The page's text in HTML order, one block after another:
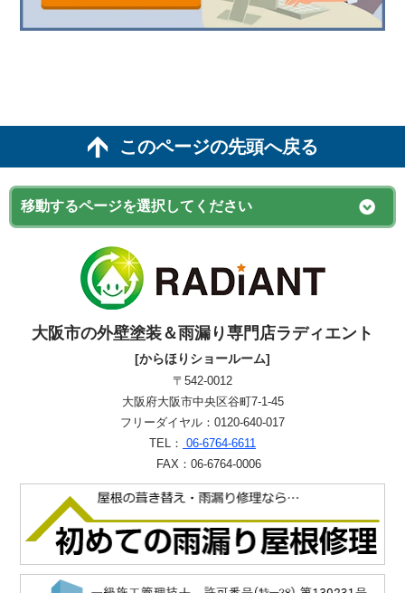
このページの先頭へ戻る
大阪市の外壁塗装＆雨漏り専門店ラディエント
[からほりショールーム]
〒542-0012
大阪府大阪市中央区谷町7-1-45
フリーダイヤル：0120-640-017
TEL： 06-6764-6611
FAX：06-6764-0006